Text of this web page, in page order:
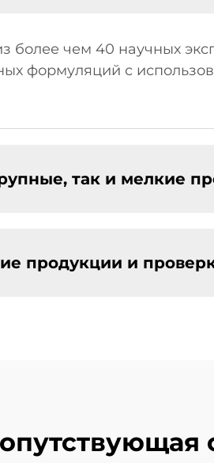
более чем 40 научных
формуляций с
так и мелкие
продукции и